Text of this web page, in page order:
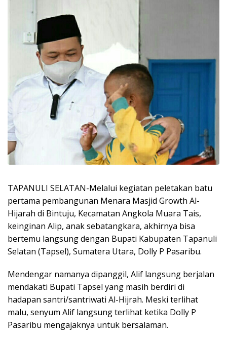
TAPANULI SELATAN-Melalui kegiatan peletakan batu
pertama pembangunan Menara Masjid Growth Al-
Hijarah di Bintuju, Kecamatan Angkola Muara Tais,
keinginan Alip, anak sebatangkara, akhirnya bisa
bertemu langsung dengan Bupati Kabupaten Tapanuli
Selatan (Tapsel), Sumatera Utara, Dolly P Pasaribu.
Mendengar namanya dipanggil, Alif langsung berjalan
mendakati Bupati Tapsel yang masih berdiri di
hadapan santri/santriwati Al-Hijrah. Meski terlihat
malu, senyum Alif langsung terlihat ketika Dolly P
Pasaribu mengajaknya untuk bersalaman.